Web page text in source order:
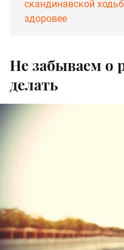
скандинавской
здоровее
Не забываем о
делать